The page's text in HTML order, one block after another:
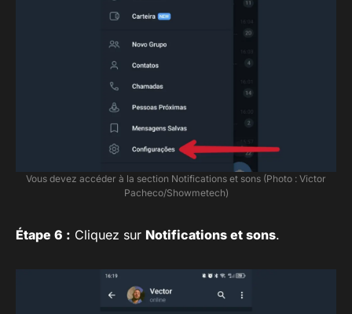
Vous devez accéder à la section Notifications et sons (Photo : Victor
Pacheco/Showmetech)
Étape 6 : Cliquez sur Notifications et sons.